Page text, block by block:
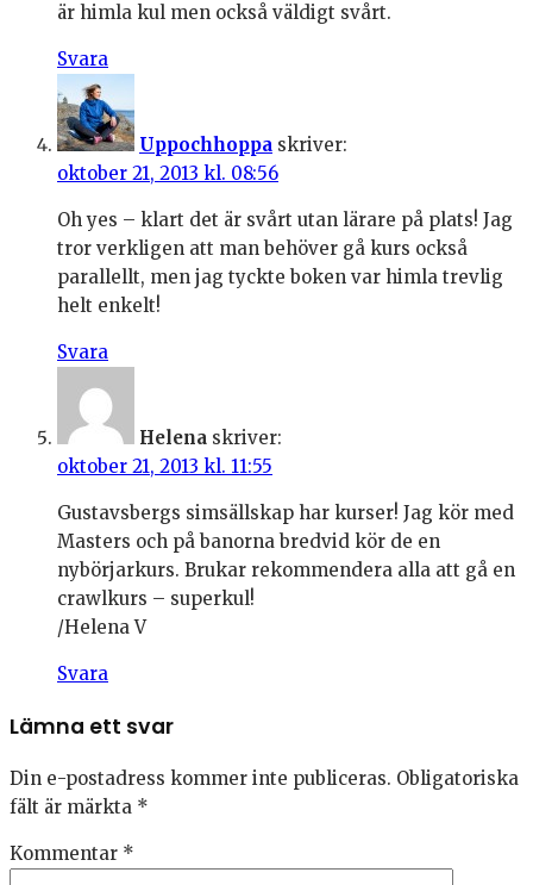
är himla kul men också väldigt svårt.
Svara
Uppochhoppa skriver:
oktober 21, 2013 kl. 08:56
Oh yes – klart det är svårt utan lärare på plats! Jag
tror verkligen att man behöver gå kurs också
parallellt, men jag tyckte boken var himla trevlig
helt enkelt!
Svara
Helena skriver:
oktober 21, 2013 kl. 11:55
Gustavsbergs simsällskap har kurser! Jag kör med
Masters och på banorna bredvid kör de en
nybörjarkurs. Brukar rekommendera alla att gå en
crawlkurs – superkul!
/Helena V
Svara
Lämna ett svar
Din e-postadress kommer inte publiceras. Obligatoriska
fält är märkta *
Kommentar *